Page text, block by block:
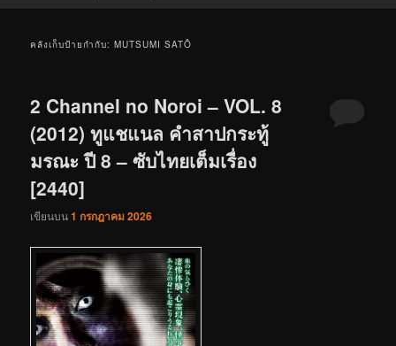
คลังเก็บป้ายกำกับ:MUTSUMI SATÔ
2 Channel no Noroi – VOL. 8
(2012) ทูแชแนล คำสาปกระทู้
มรณะ ปี 8 – ซับไทยเต็มเรื่อง
[2440]
เขียนบน1 กรกฎาคม 2026